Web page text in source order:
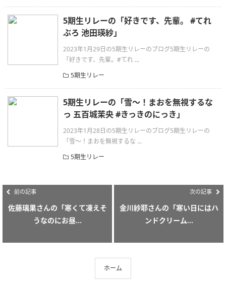
5期生リレーの「好きです、先輩。 #てれ
ぶろ 池田瑛紗」
2023年1月29日の5期生リレーのブログ5期生リレーの
「好きです、先輩。#てれ ...
5期生リレー
5期生リレーの「雪〜！まおを無視するな
っ 五百城茉央 #きっきのにっき」
2023年1月28日の5期生リレーのブログ5期生リレーの
「雪〜！まおを無視するな ...
5期生リレー
前の記事
佐藤璃果さんの「寒くて凍えそ
うなのにお昼...
次の記事
金川紗耶さんの「寒い日にはハ
ンドクリーム...
ホーム